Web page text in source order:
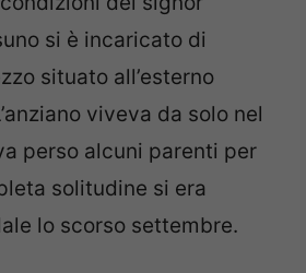
si è incaricato di
situato all’esterno
viveva da solo nel
perso alcuni parenti per
solitudine si era
lo scorso settembre.